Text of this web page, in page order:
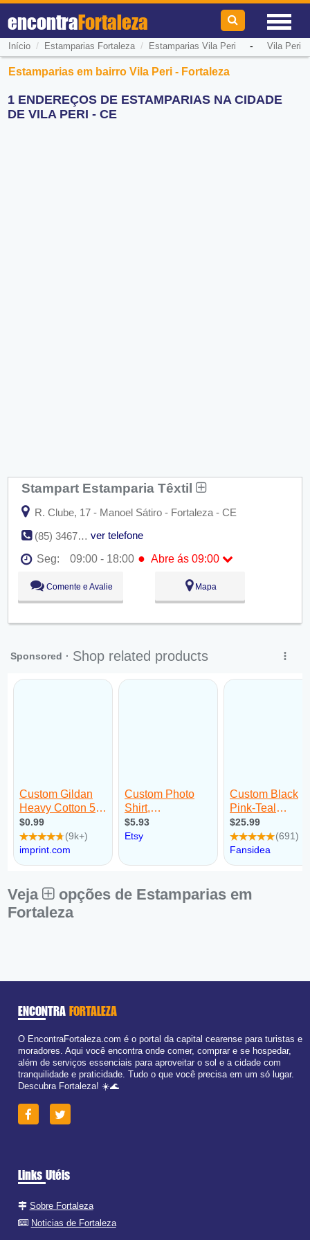
encontraFortaleza
Início / Estamparias Fortaleza/ Estamparias Vila Peri - Vila Peri
Estamparias em bairro Vila Peri - Fortaleza
1 ENDEREÇOS DE ESTAMPARIAS NA CIDADE
DE VILA PERI - CE
Stampart Estamparia Têxtil
R. Clube, 17 - Manoel Sátiro - Fortaleza - CE
(85) 3467-0099
ver telefone
Seg:
09:00 - 18:00 ● Abre ás 09:00
Seg:
Abre ás 09:00
Ter:
09:00 - 18:00
Qua:
09:00 - 18:00
Sex:
09:00 - 18:00
Dom:
Fechado
Comente e Avalie Mapa
Veja
opções de Estamparias em
Fortaleza
ENCONTRA FORTALEZA
O EncontraFortaleza.com é o portal da capital cearense para turistas e
moradores. Aqui você encontra onde comer, comprar e se hospedar,
além de serviços essenciais para aproveitar o sol e a cidade com
tranquilidade e praticidade. Tudo o que você precisa em um só lugar.
Descubra Fortaleza! ☀️🌊
Links Utéis
Sobre Fortaleza
Noticias de Fortaleza